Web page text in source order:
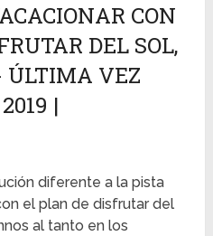
CON
DEL SOL,
VEZ
|
diferente a la pista
el plan de disfrutar del
al tanto en los